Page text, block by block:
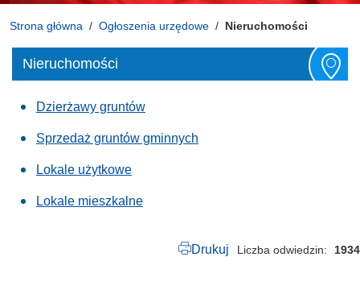
Strona główna Ogłoszenia urzędowe Nieruchomości
Nieruchomości
Dzierżawy gruntów
Sprzedaż gruntów gminnych
Lokale użytkowe
Lokale mieszkalne
Drukuj Liczba odwiedzin 1934